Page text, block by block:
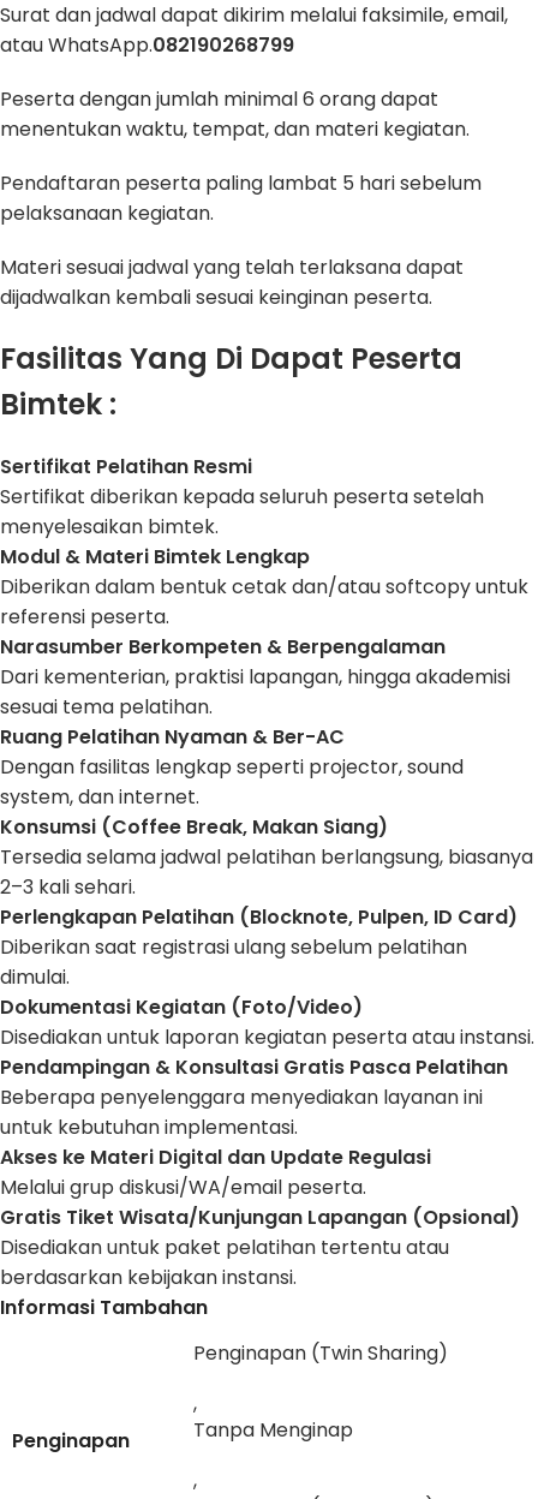
Surat dan jadwal dapat dikirim melalui faksimile, email,
atau WhatsApp.082190268799
Peserta dengan jumlah minimal 6 orang dapat
menentukan waktu, tempat, dan materi kegiatan.
Pendaftaran peserta paling lambat 5 hari sebelum
pelaksanaan kegiatan.
Materi sesuai jadwal yang telah terlaksana dapat
dijadwalkan kembali sesuai keinginan peserta.
Fasilitas Yang Di Dapat Peserta
Bimtek :
Sertifikat Pelatihan Resmi
Sertifikat diberikan kepada seluruh peserta setelah
menyelesaikan bimtek.
Modul & Materi Bimtek Lengkap
Diberikan dalam bentuk cetak dan/atau softcopy untuk
referensi peserta.
Narasumber Berkompeten & Berpengalaman
Dari kementerian, praktisi lapangan, hingga akademisi
sesuai tema pelatihan.
Ruang Pelatihan Nyaman & Ber-AC
Dengan fasilitas lengkap seperti projector, sound
system, dan internet.
Konsumsi (Coffee Break, Makan Siang)
Tersedia selama jadwal pelatihan berlangsung, biasanya
2–3 kali sehari.
Perlengkapan Pelatihan (Blocknote, Pulpen, ID Card)
Diberikan saat registrasi ulang sebelum pelatihan
dimulai.
Dokumentasi Kegiatan (Foto/Video)
Disediakan untuk laporan kegiatan peserta atau instansi.
Pendampingan & Konsultasi Gratis Pasca Pelatihan
Beberapa penyelenggara menyediakan layanan ini
untuk kebutuhan implementasi.
Akses ke Materi Digital dan Update Regulasi
Melalui grup diskusi/WA/email peserta.
Gratis Tiket Wisata/Kunjungan Lapangan (Opsional)
Disediakan untuk paket pelatihan tertentu atau
berdasarkan kebijakan instansi.
Informasi Tambahan
Penginapan
Penginapan (Twin Sharing)
,
Tanpa Menginap
,